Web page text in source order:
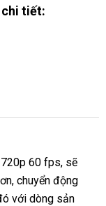
chi tiết:
60 fps, sẽ
chuyển động
với dòng sản